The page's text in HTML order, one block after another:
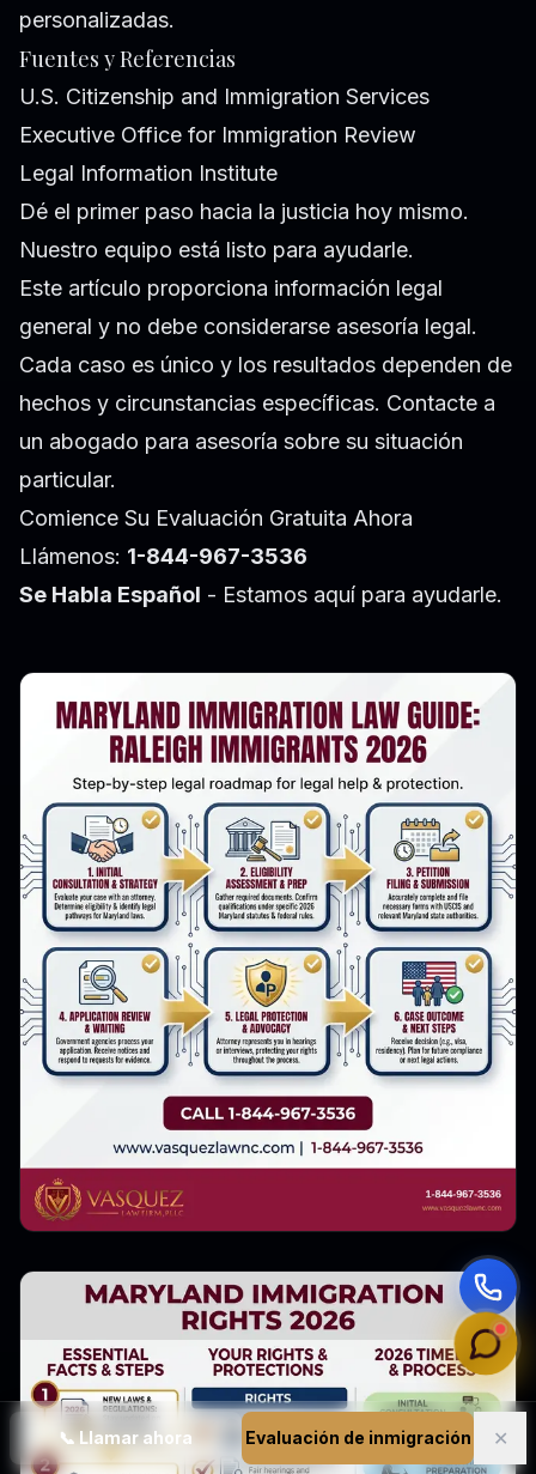
📞 Llamar ahora Evaluación de inmigración ✕
personalizadas.
Fuentes y Referencias
U.S. Citizenship and Immigration Services
Executive Office for Immigration Review
Legal Information Institute
Dé el primer paso hacia la justicia hoy mismo.
Nuestro equipo está listo para ayudarle.
Este artículo proporciona información legal
general y no debe considerarse asesoría legal.
Cada caso es único y los resultados dependen de
hechos y circunstancias específicas. Contacte a
un abogado para asesoría sobre su situación
particular.
Comience Su Evaluación Gratuita Ahora
Llámenos: 1-844-967-3536
Se Habla Español - Estamos aquí para ayudarle.